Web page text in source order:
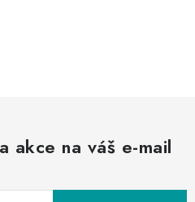
akce na váš e-mail